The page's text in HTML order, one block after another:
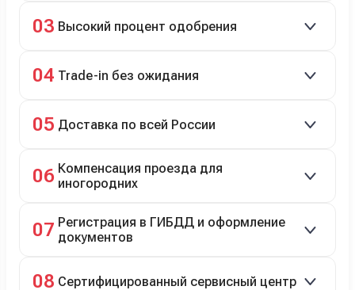
рассрочка 0% на 2 года при первом взносе 35–50%.
03 Высокий процент одобрения
04 Trade-in без ожидания
05 Доставка по всей России
06 Компенсация проезда для
иногородних
07 Регистрация в ГИБДД и оформление
документов
08 Сертифицированный сервисный центр